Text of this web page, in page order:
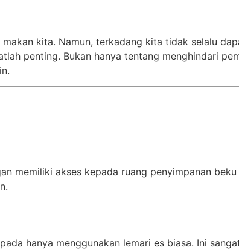
kita. Namun, terkadang kita tidak selalu
penting. Bukan hanya tentang menghindari
memiliki akses kepada ruang penyimpanan beku
hanya menggunakan lemari es biasa. Ini